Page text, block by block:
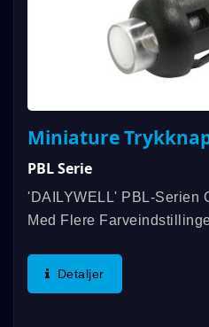
Miniature
PBL Serie
'DAILYWELL' PBL-Serien
Med Flere
Størrelse, Lang Elektrisk
Lysstyrke...
Detaljer